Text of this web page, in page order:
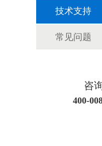
技术支持
常见问题
咨
400-